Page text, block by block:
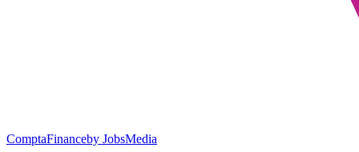
ComptaFinanceby JobsMedia